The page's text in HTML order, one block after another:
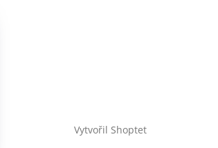
Vytvořil Shoptet